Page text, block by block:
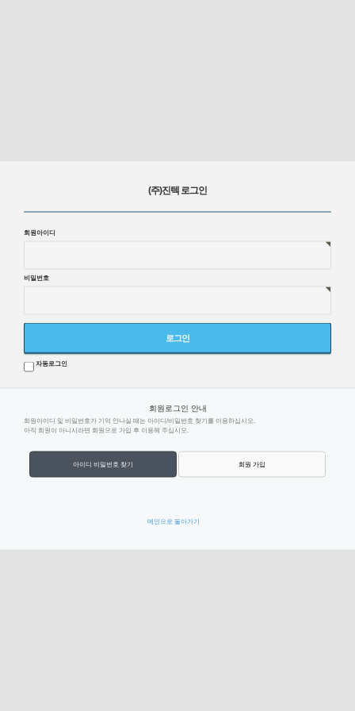
(주)진텍 로그인
회원아이디
비밀번호
자동로그인
회원로그인 안내
회원아이디 및 비밀번호가 기억 안나실 때는 아이디/비밀번호 찾기를 이용하십시오.
아직 회원이 아니시라면 회원으로 가입 후 이용해 주십시오.
아이디 비밀번호 찾기 회원 가입
메인으로 돌아가기